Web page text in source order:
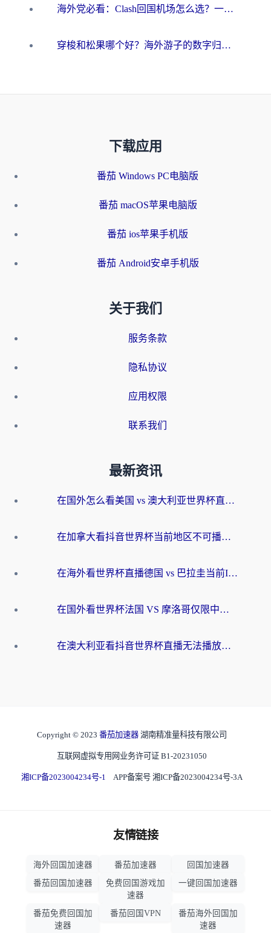
海外党必看：Clash回国机场怎么选？一篇搞定无缝访问国内资源的全攻略
穿梭和松果哪个好？海外游子的数字归乡路，到底该怎么选
下载应用
番茄 Windows PC电脑版
番茄 macOS苹果电脑版
番茄 ios苹果手机版
番茄 Android安卓手机版
关于我们
服务条款
隐私协议
应用权限
联系我们
最新资讯
在国外怎么看美国 vs 澳大利亚世界杯直播？海外党必藏的中文解说观赛指南
在加拿大看抖音世界杯当前地区不可播放？海外党体育观赛终极指南
在海外看世界杯直播德国 vs 巴拉圭当前IP受限制？这篇指南帮你轻松解决地区限制
在国外看世界杯法国 VS 摩洛哥仅限中国大陆？别让地域限制拦下你的欢呼
在澳大利亚看抖音世界杯直播无法播放？海外党体育观赛终极指南来了！
Copyright © 2023 番茄加速器 湖南精准量科技有限公司
互联网虚拟专用网业务许可证 B1-20231050
湘ICP备2023004234号-1 APP备案号 湘ICP备2023004234号-3A
友情链接
海外回国加速器 番茄加速器
回国加速器
番茄回国加速器
免费回国游戏加
速器
一键回国加速器
番茄免费回国加
速器
番茄回国VPN
番茄海外回国加
速器